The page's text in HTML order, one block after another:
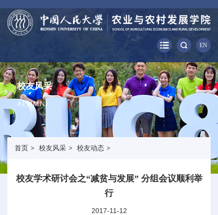
EN
校友风采
ALUMNI
首页 > 校友风采 > 校友动态 >
校友学术研讨会之“减贫与发展” 分组会议顺利举
行
2017-11-12